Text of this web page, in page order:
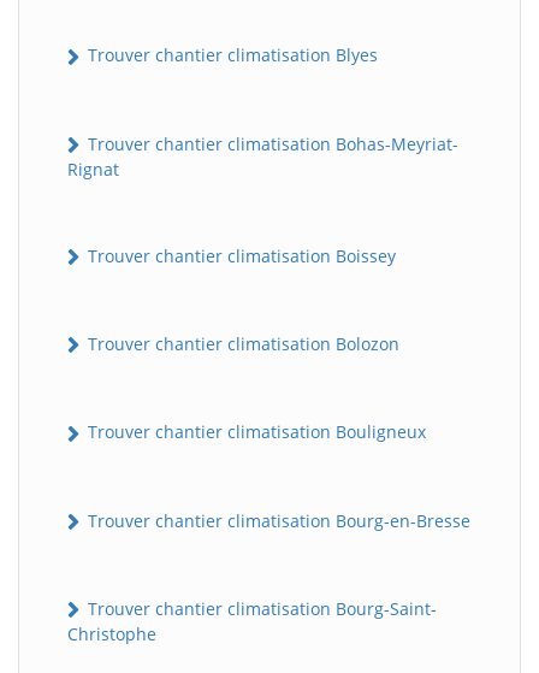
Trouver chantier climatisation Blyes
Trouver chantier climatisation Bohas-Meyriat-
Rignat
Trouver chantier climatisation Boissey
Trouver chantier climatisation Bolozon
Trouver chantier climatisation Bouligneux
Trouver chantier climatisation Bourg-en-Bresse
Trouver chantier climatisation Bourg-Saint-
Christophe